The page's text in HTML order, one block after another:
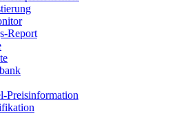
Report
Preisinformation